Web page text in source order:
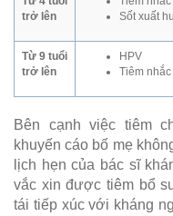
trở lên
Sốt xuất
Từ 9 tuổi
trở lên
HPV
Tiêm
Bên cạnh việc tiêm
khuyến cáo bố mẹ
lịch hẹn của bác sĩ
vắc xin được tiêm bổ
tái tiếp xúc với kháng